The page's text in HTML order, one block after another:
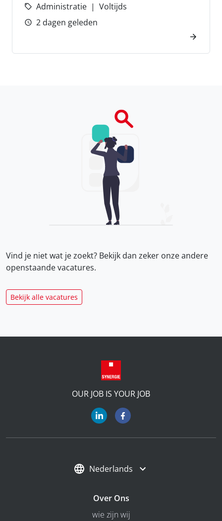
Administratie
Voltijds
2 dagen geleden
Vind je niet wat je zoekt? Bekijk dan zeker onzeandere
openstaande vacatures.
Bekijk alle vacatures
OUR JOB IS YOUR JOB
Nederlands
Over Ons
wie zijn wij